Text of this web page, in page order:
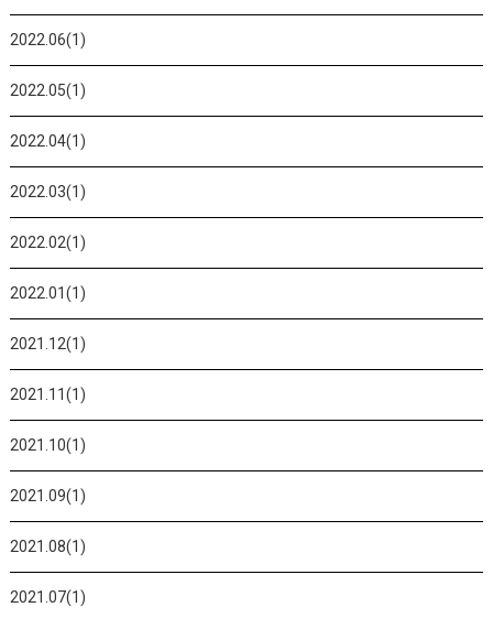
2022.06(1)
2022.05(1)
2022.04(1)
2022.03(1)
2022.02(1)
2022.01(1)
2021.12(1)
2021.11(1)
2021.10(1)
2021.09(1)
2021.08(1)
2021.07(1)